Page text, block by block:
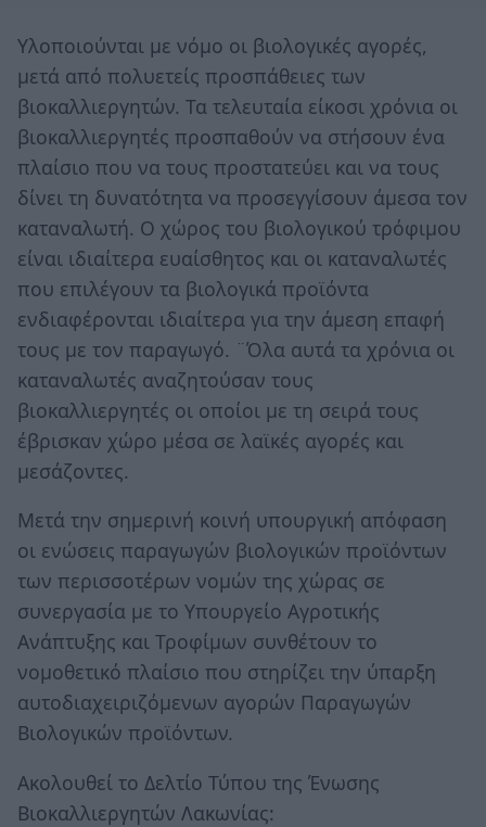
Υλοποιούνται με νόμο οι βιολογικές αγορές,
μετά από πολυετείς προσπάθειες των
βιοκαλλιεργητών. Τα τελευταία είκοσι χρόνια οι
βιοκαλλιεργητές προσπαθούν να στήσουν ένα
πλαίσιο που να τους προστατεύει και να τους
δίνει τη δυνατότητα να προσεγγίσουν άμεσα τον
καταναλωτή. Ο χώρος του βιολογικού τρόφιμου
είναι ιδιαίτερα ευαίσθητος και οι καταναλωτές
που επιλέγουν τα βιολογικά προϊόντα
ενδιαφέρονται ιδιαίτερα για την άμεση επαφή
τους με τον παραγωγό. ¨Όλα αυτά τα χρόνια οι
καταναλωτές αναζητούσαν τους
βιοκαλλιεργητές οι οποίοι με τη σειρά τους
έβρισκαν χώρο μέσα σε λαϊκές αγορές και
μεσάζοντες.
Μετά την σημερινή κοινή υπουργική απόφαση
οι ενώσεις παραγωγών βιολογικών προϊόντων
των περισσοτέρων νομών της χώρας σε
συνεργασία με το Υπουργείο Αγροτικής
Ανάπτυξης και Τροφίμων συνθέτουν το
νομοθετικό πλαίσιο που στηρίζει την ύπαρξη
αυτοδιαχειριζόμενων αγορών Παραγωγών
Βιολογικών προϊόντων.
Ακολουθεί το Δελτίο Τύπου της Ένωσης
Βιοκαλλιεργητών Λακωνίας: